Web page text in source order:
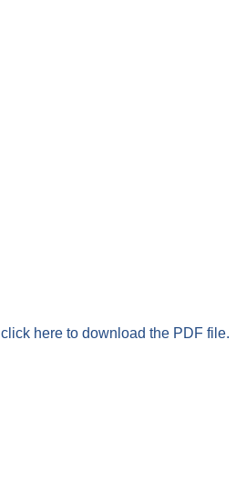
click here to download the PDF file.